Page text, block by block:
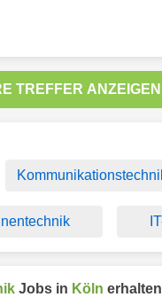
TREFFER ANZEIGEN
Jobs in Köln